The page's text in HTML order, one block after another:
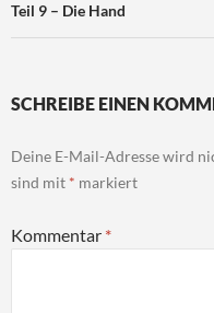
Teil 9 – Die Hand
SCHREIBE EINEN
Deine E-Mail-Adresse wird
sind mit * markiert
Kommentar *